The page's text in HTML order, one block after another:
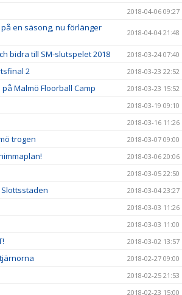
2018-04-06 09:27
på en säsong, nu förlänger
2018-04-04 21:48
bidra till SM-slutspelet 2018 2018-03-24 07:40
2 2018-03-23 22:52
Malmö Floorball Camp 2018-03-23 15:52
2018-03-19 09:10
2018-03-16 11:26
trogen 2018-03-07 09:00
2018-03-06 20:06
2018-03-05 22:50
2018-03-04 23:27
2018-03-03 11:26
2018-03-03 11:00
2018-03-02 13:57
2018-02-27 09:00
2018-02-25 21:53
2018-02-23 15:00